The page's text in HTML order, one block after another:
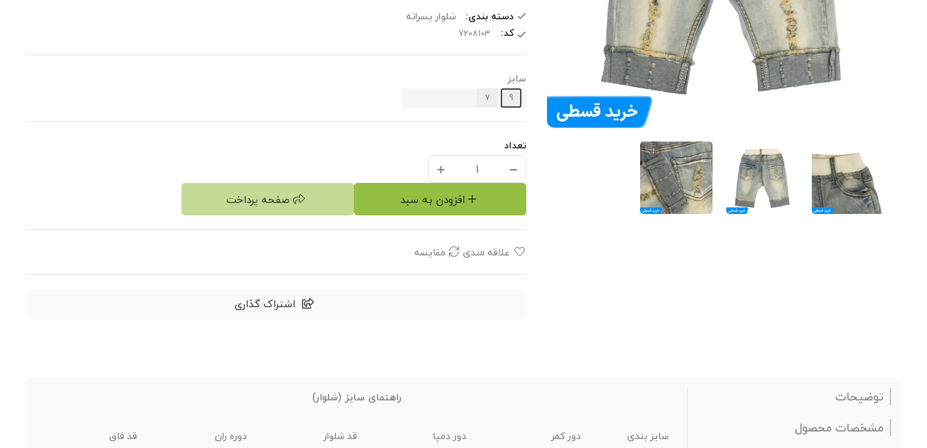
دسته بندی: شلوار پسرانه
کد:
سایز
9
7
تعداد
افزودن به سبد صفحه پرداخت
علاقه مندی مقایسه
اشتراک گذاری
توضیحات
مشخصات محصول
راهنمای سایز (شلوار)
سایز بندی دور کمر دور دمپا قد شلوار دوره ران قد فاق